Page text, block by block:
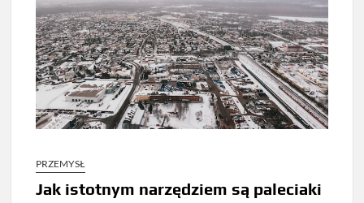
PRZEMYSŁ
Jak istotnym narzędziem są paleciaki